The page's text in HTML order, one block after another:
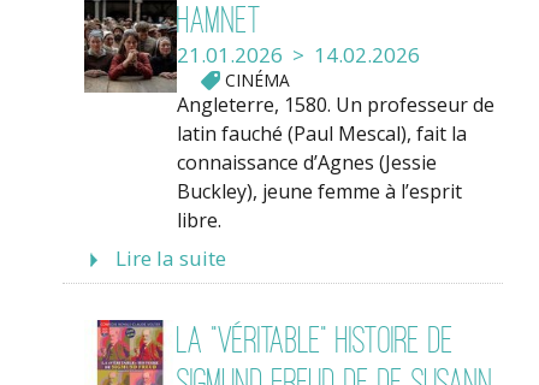
Hamnet
21.01.2026 > 14.02.2026
CINÉMA
Angleterre, 1580. Un professeur de
latin fauché (Paul Mescal), fait la
connaissance d’Agnes (Jessie
Buckley), jeune femme à l’esprit
libre.
Lire la suite
La "véritable" histoire de